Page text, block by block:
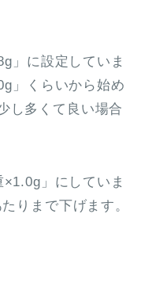
」に設定していま
」くらいから始め
し多くて良い場合
×1.0g」にしていま
りまで下げます。